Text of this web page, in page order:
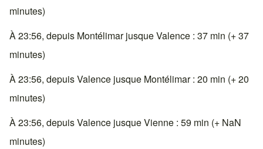
minutes)
À 23:56, depuis Montélimar jusque Valence : 37 min (+ 37
minutes)
À 23:56, depuis Valence jusque Montélimar : 20 min (+ 20
minutes)
À 23:56, depuis Valence jusque Vienne : 59 min (+ NaN
minutes)